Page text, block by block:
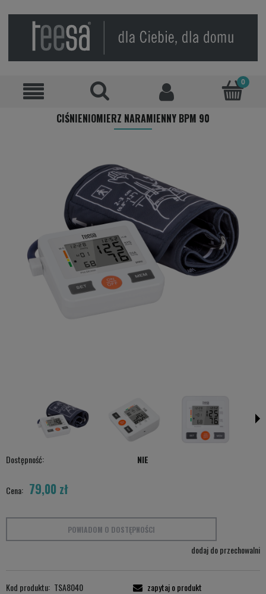
CIŚNIENIOMIERZ NARAMIENNY BPM 90
Dostępność: NIE
Cena: 79,00 zł
POWIADOM O DOSTĘPNOŚCI
dodaj do przechowalni
Kod produktu: TSA8040
zapytaj o produkt